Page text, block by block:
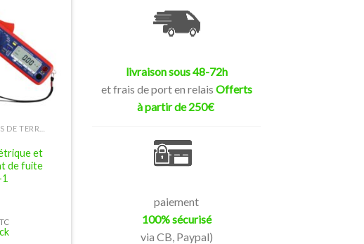
et
de fuite
1
livraison sous 48-72h
et frais de port en relais Offerts
à partir de 250€
paiement
100% sécurisé
via CB, Paypal)